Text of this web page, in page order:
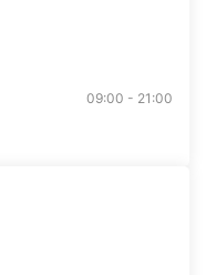
09:00 - 21:00